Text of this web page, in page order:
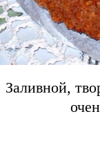
Заливной,